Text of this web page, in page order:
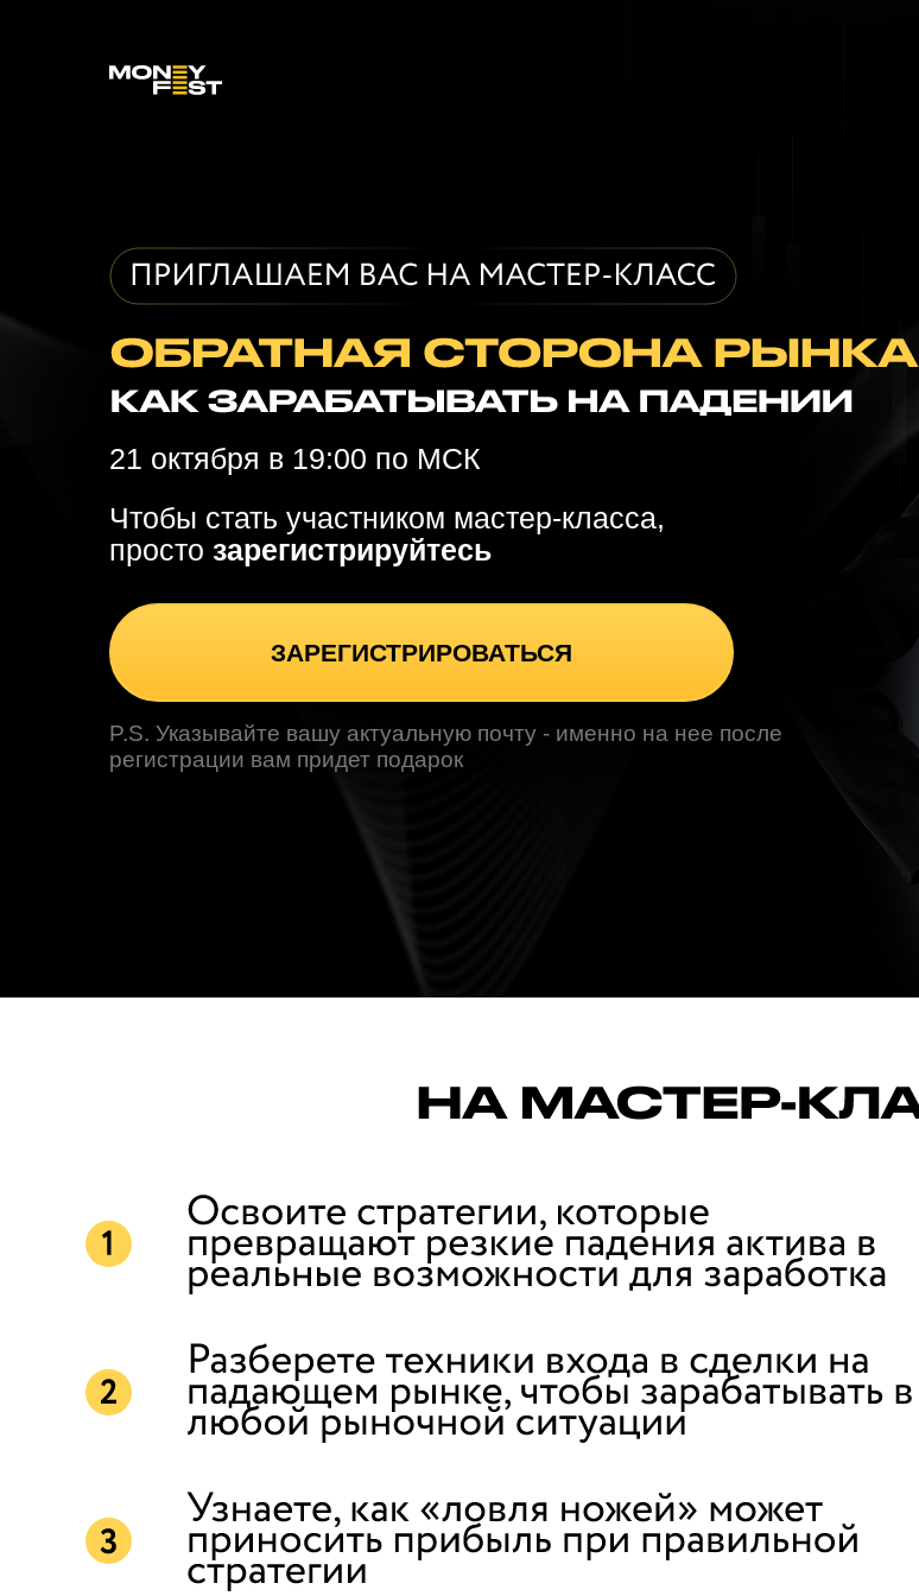
ЗАРЕГИСТРИРОВАТЬСЯ
P.S. Указывайте вашу актуальную почту - именно на нее после
регистрации вам придет подарок
Чтобы стать участником мастер-класса,
просто зарегистрируйтесь
21 октября в 19:00 по МСК